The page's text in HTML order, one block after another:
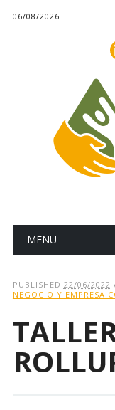
06/08/2026
Main
MENU
PUBLISHED 22/06/2022
NEGOCIO Y EMPRESA